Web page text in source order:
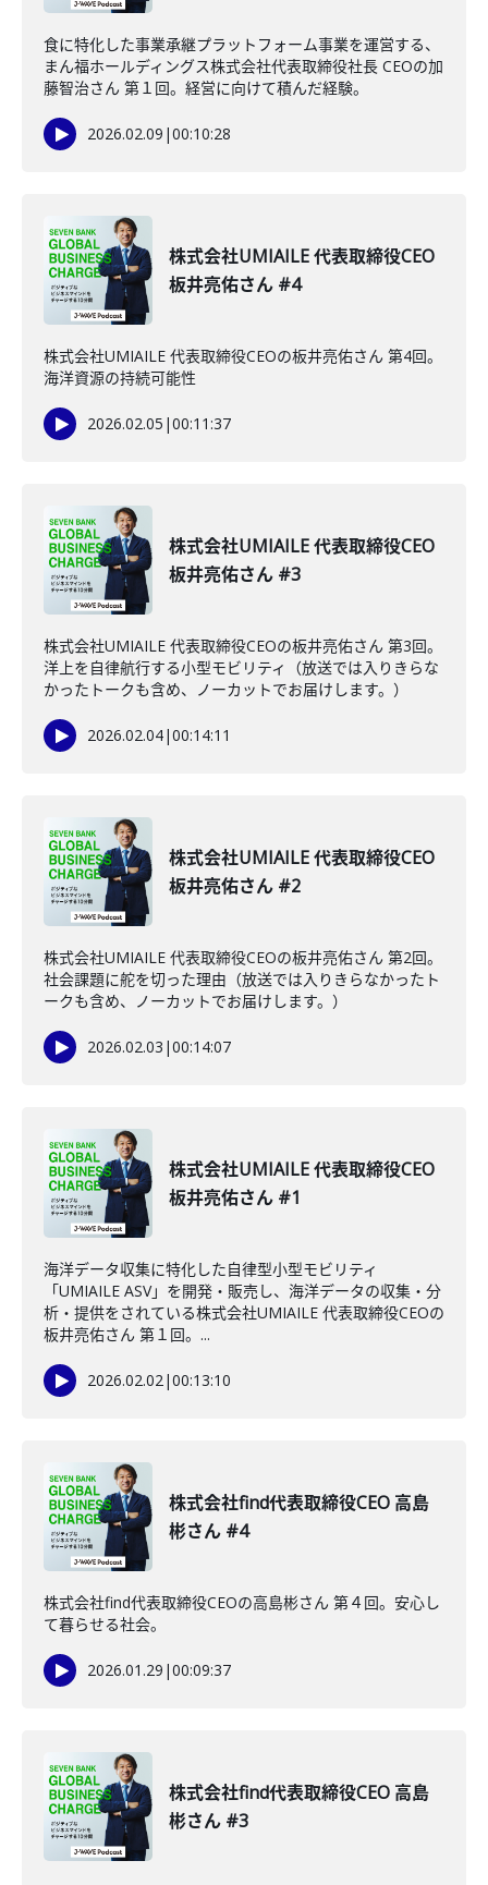
食に特化した事業承継プラットフォーム事業を運営する、
まん福ホールディングス株式会社代表取締役社長 CEOの加
藤智治さん 第１回。経営に向けて積んだ経験。
2026.02.09 |00:10:28
株式会社UMIAILE 代表取締役CEO
板井亮佑さん #4
株式会社UMIAILE 代表取締役CEOの板井亮佑さん 第4回。
海洋資源の持続可能性
2026.02.05 |00:11:37
株式会社UMIAILE 代表取締役CEO
板井亮佑さん #3
株式会社UMIAILE 代表取締役CEOの板井亮佑さん 第3回。
洋上を自律航行する小型モビリティ（放送では入りきらな
かったトークも含め、ノーカットでお届けします。）
2026.02.04|00:14:11
株式会社UMIAILE 代表取締役CEO
板井亮佑さん #2
株式会社UMIAILE 代表取締役CEOの板井亮佑さん 第2回。
社会課題に舵を切った理由（放送では入りきらなかったト
ークも含め、ノーカットでお届けします。）
2026.02.03 |00:14:07
株式会社UMIAILE 代表取締役CEO
板井亮佑さん #1
海洋データ収集に特化した自律型小型モビリティ
「UMIAILE ASV」を開発・販売し、海洋データの収集・分
析・提供をされている株式会社UMIAILE 代表取締役CEOの
板井亮佑さん 第１回。...
2026.02.02|00:13:10
株式会社find代表取締役CEO 高島
彬さん #4
株式会社find代表取締役CEOの高島彬さん 第４回。安心し
て暮らせる社会。
2026.01.29 |00:09:37
株式会社find代表取締役CEO 高島
彬さん #3